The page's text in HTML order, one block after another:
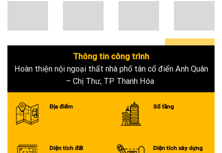
0+
Thông tin công trình
Hoàn thiện nội ngoại thất nhà phố tân cổ điển Anh Quân
– Chị Thư, TP Thanh Hóa
Địa điểm Số tầng
Diện tích đất Diện tích xây dựng